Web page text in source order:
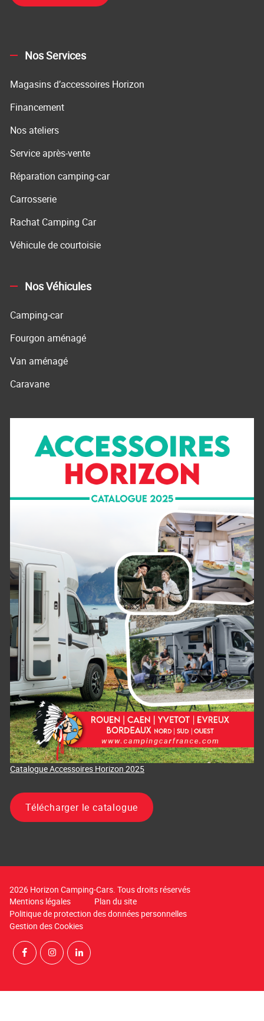
Nos Services
Magasins d’accessoires Horizon
Financement
Nos ateliers
Service après-vente
Réparation camping-car
Carrosserie
Rachat Camping Car
Véhicule de courtoisie
Nos Véhicules
Camping-car
Fourgon aménagé
Van aménagé
Caravane
Catalogue Accessoires Horizon 2025
Télécharger le catalogue
2026 Horizon Camping-Cars. Tous droits réservés
Mentions légales
Plan du site
Politique de protection des données personnelles
Gestion des Cookies